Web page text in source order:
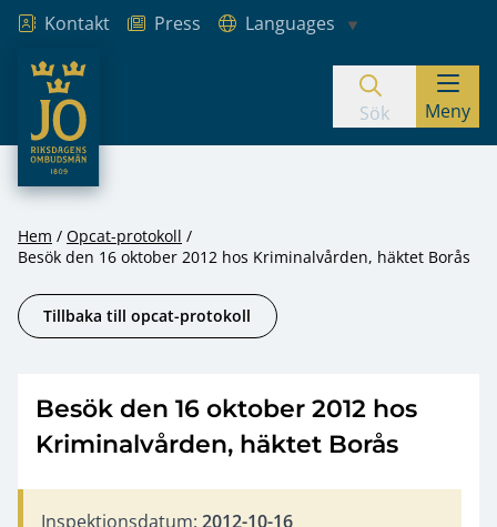
Hoppa till innehåll
Kontakt Press
Languages
JO – Riksdagens Ombudsmän
Sök Meny
Hem
Opcat-protokoll
Besök den 16 oktober 2012 hos Kriminalvården, häktet Borås
Tillbaka till opcat-protokoll
Besök den 16 oktober 2012 hos
Kriminalvården, häktet Borås
Inspektionsdatum: 2012-10-16